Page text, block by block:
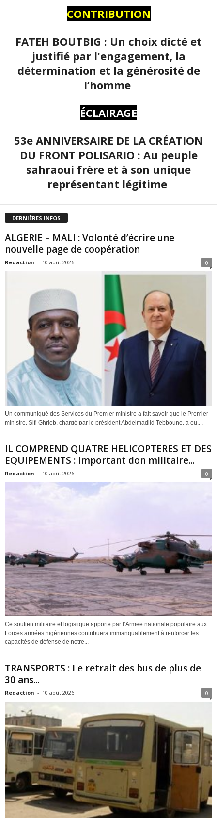
CONTRIBUTION
FATEH BOUTBIG : Un choix dicté et
justifié par l'engagement, la
détermination et la générosité de
l’homme
ÉCLAIRAGE
53e ANNIVERSAIRE DE LA CRÉATION
DU FRONT POLISARIO : Au peuple
sahraoui frère et à son unique
représentant légitime
DERNIÈRES INFOS
ALGERIE – MALI : Volonté d’écrire une
nouvelle page de coopération
Redaction - 10 août 2026 0
Un communiqué des Services du Premier ministre a fait savoir que le Premier
ministre, Sifi Ghrieb, chargé par le président Abdelmadjid Tebboune, a eu,...
IL COMPREND QUATRE HELICOPTERES ET DES
EQUIPEMENTS : Important don militaire...
Redaction - 10 août 2026 0
Ce soutien militaire et logistique apporté par l’Armée nationale populaire aux
Forces armées nigériennes contribuera immanquablement à renforcer les
capacités de défense de notre...
TRANSPORTS : Le retrait des bus de plus de
30 ans...
Redaction - 10 août 2026 0